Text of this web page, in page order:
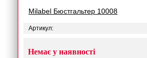
Milabel Бюстгальтер 10008
Артикул:
Немає у наявності